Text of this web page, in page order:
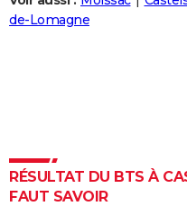
Destinations
City break
Voyage nature
Voyage de noces
Forum
Climat
+
PHOTO
Carte de Noël
Carte Bonne année
Carte Saint-Valentin
Carte Pâques
Carte d'anniversaire
DICTIONNAIRE
Dictionnaire
Biographies
Citations
Expressions
Proverbes
de-Lomagne
RÉSULTAT DU BTS À
FAUT SAVOIR